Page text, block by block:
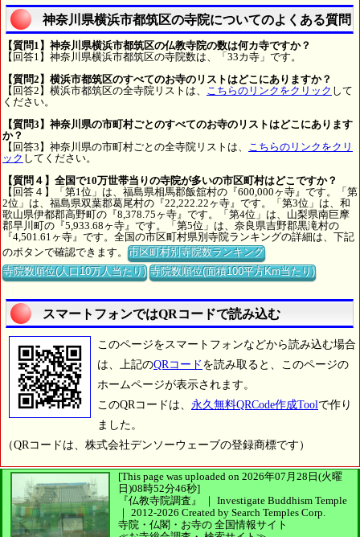
神奈川県横浜市都筑区の寺院についてのよくある質問
【質問1】神奈川県横浜市都筑区の仏教寺院の数は何カ寺ですか？
【回答1】神奈川県横浜市都筑区の寺院数は、「33カ寺」です。
【質問2】横浜市都筑区のすべてのお寺のリストはどこにありますか？
【回答2】横浜市都筑区の全寺院リストは、 こちらのリンクをクリック して
ください。
【質問3】神奈川県の市町村ごとのすべてのお寺のリストはどこにあります
か？
【回答3】神奈川県の市町村ごとの全寺院リストは、 こちらのリンクをクリ
ック してください。
【質問４】全国で10万世帯当りの寺院が多いの市区町村はどこですか？
【回答４】「第1位」は、福島県相馬郡飯舘村の『600,000ヶ寺』です。「第
2位」は、福島県双葉郡葛尾村の『22,222.22ヶ寺』です。「第3位」は、和
歌山県伊都郡高野町の『8,378.75ヶ寺』です。「第4位」は、山梨県南巨摩
郡早川町の『5,933.68ヶ寺』です。「第5位」は、奈良県吉野郡黒滝村の
『4,501.61ヶ寺』です。全国の市区町村県別寺院ランキングの詳細は、下記
のボタンで確認できます。市区町村別寺院数ランキング
寺院数順位(人口10万人当たり) 寺院数順位(面積100平方Km当たり)
スマートフォンではQRコードで読み込む
このページをスマートフォンなどから読み込む場合
は、上記のQRコード を読み取ると、このページの
ホームページが表示されます。
このQRコードは、 永久無料QRCode作成Toolで作り
ました。
（QRコードは、株式会社デンソーウェーブの登録商標です）
[This page was uploaded on 2026年07月28日(火曜
日)08時52分46秒]
『仏教寺院調査』 ｜ Investigate Buddhism Temple
｜ 2012-2026 Created by Search Temples Corp.
寺院・仏閣・お寺の 全国情報サイト